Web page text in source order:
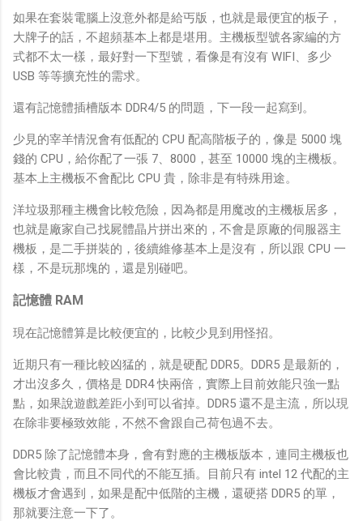
如果在套裝電腦上沒意外都是給丐版，也就是最便宜的板子，
大牌子的話，不超頻基本上都是堪用。主機板型號各家編的方
式都不太一樣，最好對一下型號，看像是有沒有 WIFI、多少
USB 等等擴充性的需求。
還有記憶體插槽版本 DDR4/5 的問題，下一段一起寫到。
少見的宰羊情況會有低配的 CPU 配高階板子的，像是 5000 塊
錢的 CPU，給你配了一張 7、8000，甚至 10000 塊的主機板。
基本上主機板不會配比 CPU 貴，除非是有特殊用途。
洋垃圾那種主機會比較危險，因為都是用魔改的主機板居多，
也就是廠家自己找屍體晶片拼出來的，不會是原廠的伺服器主
機板，是二手拼裝的，後續維修基本上是沒有，所以跟 CPU 一
樣，不是玩那塊的，還是別碰吧。
記憶體 RAM
現在記憶體算是比較便宜的，比較少見到用怪招。
近期只有一種比較凶猛的，就是硬配 DDR5。DDR5 是最新的，
才出沒多久，價格是 DDR4 快兩倍，實際上目前效能只強一點
點，如果說遊戲差距小到可以省掉。DDR5 還不是主流，所以現
在除非要極致效能，不然不會跟自己荷包過不去。
DDR5 除了記憶體本身，會有對應的主機板版本，連同主機板也
會比較貴，而且不同代的不能互插。目前只有 intel 12 代配的主
機板才會遇到，如果是配中低階的主機，還硬搭 DDR5 的單，
那就要注意一下了。